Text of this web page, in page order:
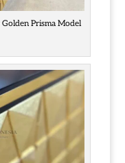
Prisma Model